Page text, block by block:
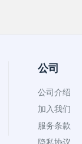
公司
公司介绍
加入我们
服务条款